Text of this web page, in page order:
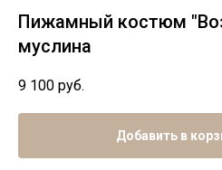
Пижамный костюм
муслина
9 100 руб.
Добавить в